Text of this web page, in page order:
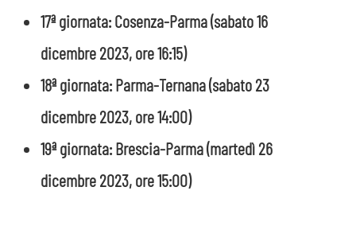
17ª giornata: Cosenza-Parma (sabato 16
dicembre 2023, ore 16:15)
18ª giornata: Parma-Ternana (sabato 23
dicembre 2023, ore 14:00)
19ª giornata: Brescia-Parma (martedì 26
dicembre 2023, ore 15:00)